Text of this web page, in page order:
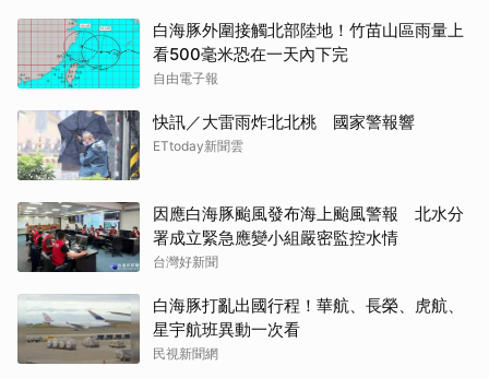
白海豚外圍接觸北部陸地！竹苗山區雨量上
看500毫米恐在一天內下完
自由電子報
快訊／大雷雨炸北北桃 國家警報響
ETtoday新聞雲
因應白海豚颱風發布海上颱風警報 北水分
署成立緊急應變小組嚴密監控水情
台灣好新聞
白海豚打亂出國行程！華航、長榮、虎航、
星宇航班異動一次看
民視新聞網